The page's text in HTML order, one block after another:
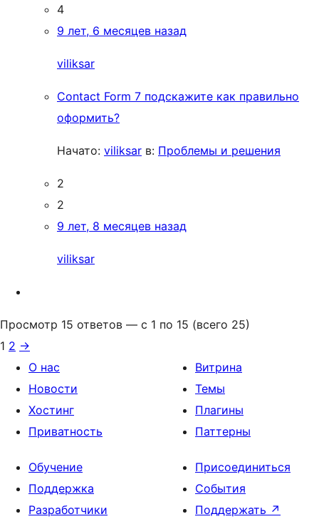
4
9 лет, 6 месяцев назад
viliksar
Contact Form 7 подскажите как правильно
оформить?
Начато: viliksar в: Проблемы и решения
2
2
9 лет, 8 месяцев назад
viliksar
Просмотр 15 ответов — с 1 по 15 (всего 25)
1 2 →
О нас
Новости
Хостинг
Приватность
Витрина
Темы
Плагины
Паттерны
Обучение
Поддержка
Разработчики
Присоединиться
События
Поддержать ↗